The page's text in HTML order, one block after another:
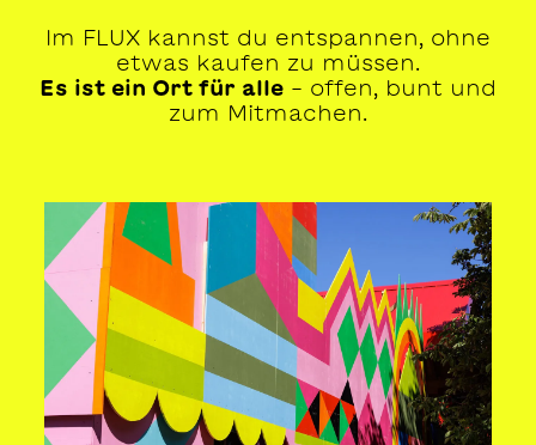
Im FLUX kannst du entspannen, ohne
etwas kaufen zu müssen.
Es ist ein Ort für alle - offen, bunt und
zum Mitmachen.